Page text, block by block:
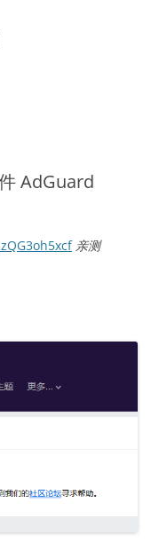
AdGuard
亲测